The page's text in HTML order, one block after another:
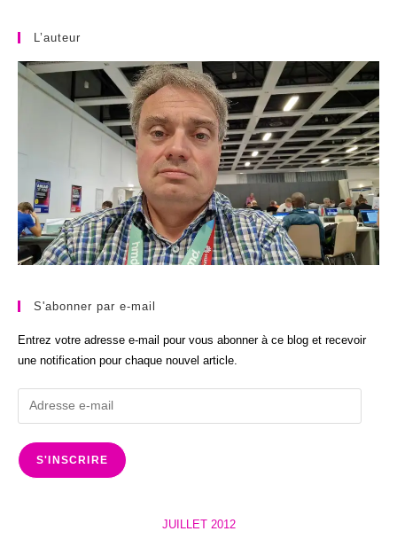
L’auteur
S'abonner par e-mail
Entrez votre adresse e-mail pour vous abonner à ce blog et recevoir
une notification pour chaque nouvel article.
Adresse
e-
mail
S'INSCRIRE
JUILLET 2012